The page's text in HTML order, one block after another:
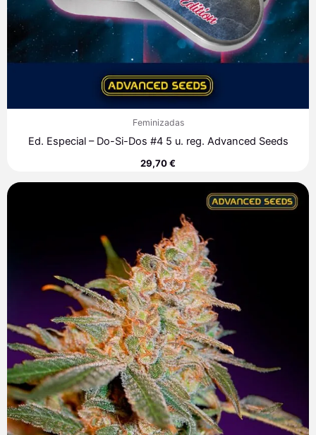
Feminizadas
Ed. Especial – Do-Si-Dos #4 5 u. reg. Advanced Seeds
29,70€
precios:
desde
7,60 €
hasta
72,70 €